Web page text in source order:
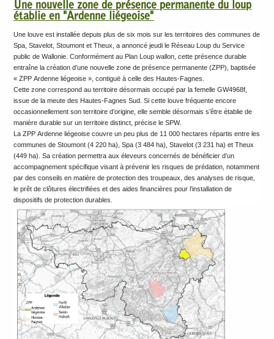
Une nouvelle zone de présence permanente du loup
établie en "Ardenne liégeoise"
Une louve est installée depuis plus de six mois sur les territoires des communes de
Spa, Stavelot, Stoumont et Theux, a annoncé jeudi le Réseau Loup du Service
public de Wallonie. Conformément au Plan Loup wallon, cette présence durable
entraîne la création d’une nouvelle zone de présence permanente (ZPP), baptisée
« ZPP Ardenne liégeoise », contiguë à celle des Hautes-Fagnes.
Cette zone correspond au territoire désormais occupé par la femelle GW4968f,
issue de la meute des Hautes-Fagnes Sud. Si cette louve fréquente encore
occasionnellement son territoire d’origine, elle semble désormais s’être établie de
manière durable sur un territoire distinct, précise le SPW.
La ZPP Ardenne liégeoise couvre un peu plus de 11 000 hectares répartis entre les
communes de Stoumont (4 220 ha), Spa (3 484 ha), Stavelot (3 231 ha) et Theux
(449 ha). Sa création permettra aux éleveurs concernés de bénéficier d’un
accompagnement spécifique visant à prévenir les risques de prédation, notamment
par des conseils en matière de protection des troupeaux, des analyses de risque,
le prêt de clôtures électrifiées et des aides financières pour l’installation de
dispositifs de protection durables.